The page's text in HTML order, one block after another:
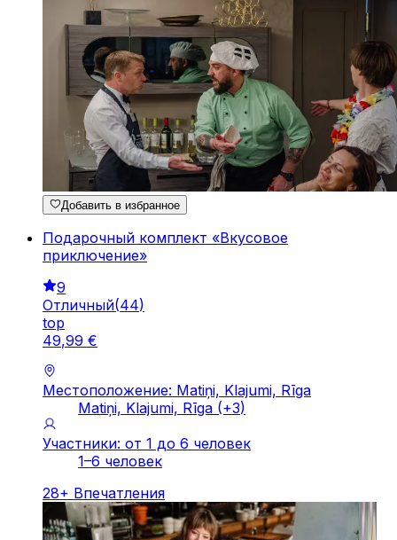
Добавить в избранное
Подарочный комплект «Вкусовое
приключение»
9
Отличный(44)
top
49,99 €
Местоположение: Matiņi, Klajumi, Rīga
Matiņi, Klajumi, Rīga (+3)
Участники: от 1 до 6 человек
1–6 человек
28+ Впечатления